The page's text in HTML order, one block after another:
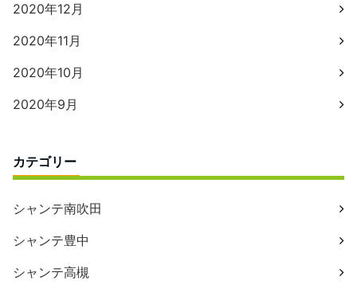
2020年12月
2020年11月
2020年10月
2020年9月
カテゴリー
シャンテ南吹田
シャンテ豊中
シャンテ高槻